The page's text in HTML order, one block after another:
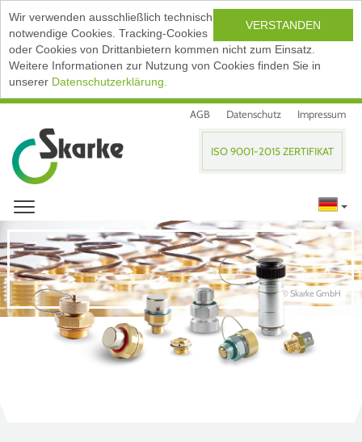
VERSTANDEN
Wir verwenden ausschließlich technisch
notwendige Cookies. Tracking-Cookies
oder Cookies von Drittanbietern kommen nicht zum Einsatz.
Weitere Informationen zur Nutzung von Cookies finden Sie in
unserer Datenschutzerklärung.
AGB Datenschutz Impressum
ISO 9001-2015 ZERTIFIKAT
© Skarke GmbH